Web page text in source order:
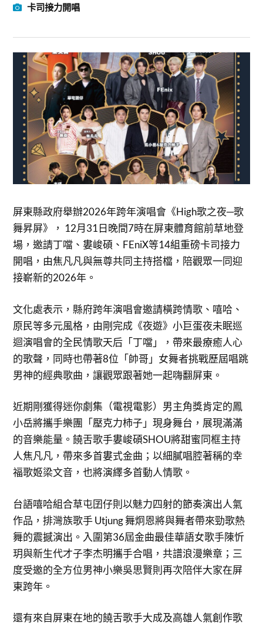
卡司接力開唱
屏東縣政府舉辦2026年跨年演唱會《High歌之夜─歌
舞昇屏》， 12月31日晚間7時在屏東體育館前草地登
場，邀請丁噹、婁峻碩、FEniX等14組重磅卡司接力
開唱，由焦凡凡與無尊共同主持搭檔，陪觀眾一同迎
接嶄新的2026年。
文化處表示，縣府跨年演唱會邀請橫跨情歌、嘻哈、
原民等多元風格，由剛完成《夜遊》小巨蛋夜未眠巡
迴演唱會的全民情歌天后「丁噹」，帶來最療癒人心
的歌聲，同時也帶著8位「帥哥」女舞者挑戰歷屆唱跳
男神的經典歌曲，讓觀眾跟著她一起嗨翻屏東。
近期剛獲得迷你劇集（電視電影）男主角獎肯定的鳳
小岳將攜手樂團「壓克力柿子」現身舞台，展現滿滿
的音樂能量。饒舌歌手婁峻碩SHOU將甜蜜同框主持
人焦凡凡，帶來多首婁式金曲；以細膩唱腔著稱的幸
福歌姬梁文音，也將演繹多首動人情歌。
台語嘻哈組合草屯囝仔則以魅力四射的節奏演出人氣
作品，排灣族歌手 Utjung 舞炯恩將與舞者帶來勁歌熱
舞的震撼演出。入圍第36屆金曲最佳華語女歌手陳忻
玥與新生代才子李杰明攜手合唱，共譜浪漫樂章；三
度受邀的全方位男神小樂吳思賢則再次陪伴大家在屏
東跨年。
還有來自屏東在地的饒舌歌手大成及高雄人氣創作歌